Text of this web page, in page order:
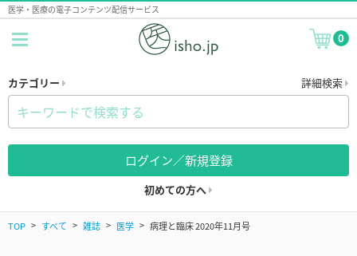
医学・医療の電子コンテンツ配信サービス
0
カテゴリー 詳細検索
ログイン／新規登録
初めての方へ
TOP すべて 雑誌 医学 病理と臨床 2020年11月号